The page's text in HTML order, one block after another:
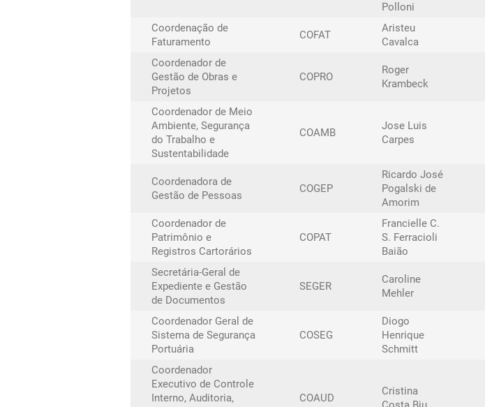
Polloni
Coordenação de
Faturamento
COFAT
Aristeu
Cavalca
Coordenador de
Gestão de Obras e
Projetos
COPRO
Roger
Krambeck
Coordenador de Meio
Ambiente, Segurança
do Trabalho e
Sustentabilidade
COAMB
Jose Luis
Carpes
Coordenadora de
Gestão de Pessoas
COGEP
Ricardo José
Pogalski de
Amorim
Coordenador de
Patrimônio e
Registros Cartorários
COPAT
Francielle C.
S. Ferracioli
Baião
Secretária-Geral de
Expediente e Gestão
de Documentos
SEGER
Caroline
Mehler
Coordenador Geral de
Sistema de Segurança
Portuária
COSEG
Diogo
Henrique
Schmitt
Coordenador
Executivo de Controle
Interno, Auditoria,
COAUD
Cristina